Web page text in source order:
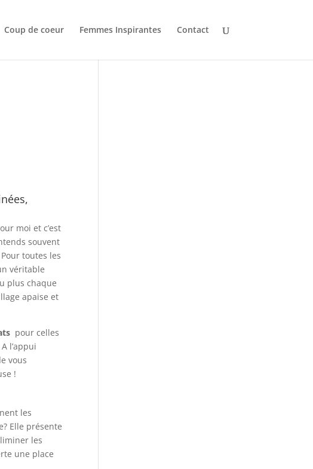
Coup de coeur Femmes Inspirantes Contact
moi et c’est
souvent
toutes les
véritable
plus chaque
apaise et
pour celles
l’appui
vous
!
les
Elle présente
les
une place